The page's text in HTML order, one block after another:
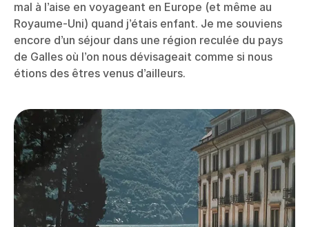
mal à l’aise en voyageant en Europe (et même au
Royaume-Uni) quand j’étais enfant. Je me souviens
encore d’un séjour dans une région reculée du pays
de Galles où l’on nous dévisageait comme si nous
étions des êtres venus d’ailleurs.